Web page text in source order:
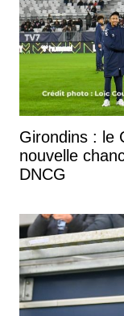
Girondins : le
nouvelle
DNCG